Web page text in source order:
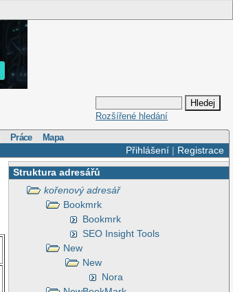
Rozšířené hledání
Práce Mapa
Přihlášení| Registrace
Struktura adresářů
kořenový adresář
Bookmrk
Bookmrk
SEO Insight Tools
New
New
Nora